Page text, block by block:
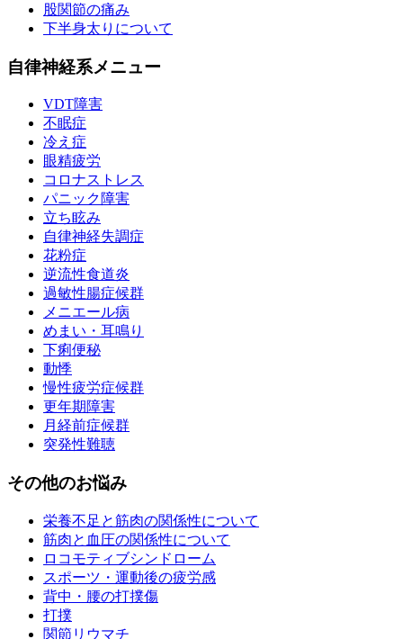
股関節の痛み
下半身太りについて
自律神経系メニュー
VDT障害
不眠症
冷え症
眼精疲労
コロナストレス
パニック障害
立ち眩み
自律神経失調症
花粉症
逆流性食道炎
過敏性腸症候群
メニエール病
めまい・耳鳴り
下痢便秘
動悸
慢性疲労症候群
更年期障害
月経前症候群
突発性難聴
その他のお悩み
栄養不足と筋肉の関係性について
筋肉と血圧の関係性について
ロコモティブシンドローム
スポーツ・運動後の疲労感
背中・腰の打撲傷
打撲
関節リウマチ